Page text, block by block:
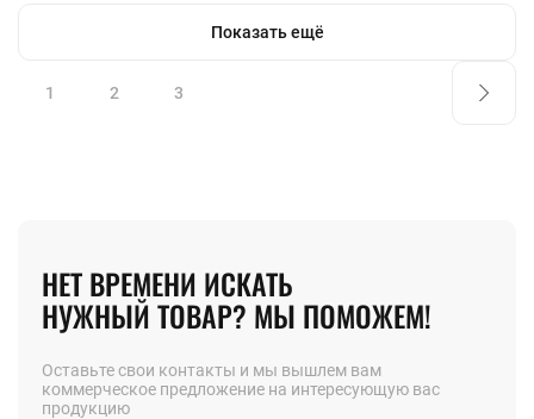
Показать ещё
1 2 3
НЕТ ВРЕМЕНИ ИСКАТЬ
НУЖНЫЙ ТОВАР? МЫ ПОМОЖЕМ!
Оставьте свои контакты и мы вышлем вам
коммерческое предложение на интересующую вас
продукцию